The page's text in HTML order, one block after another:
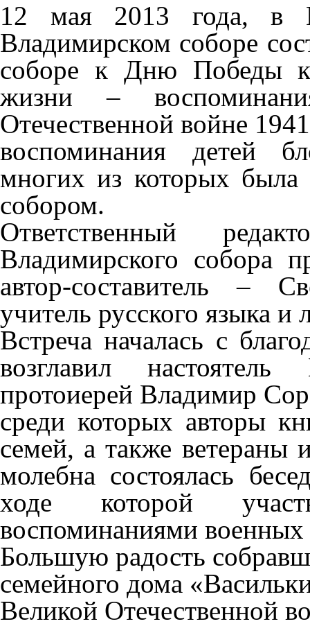
12 мая 2013 года, в
Владимирском соборе
соборе к Дню Победы
жизни –
Отечественной войне
воспоминания детей
многих из которых была
собором.
Ответственный
Владимирского собора
автор-составитель –
учитель русского языка и
Встреча началась с
возглавил настоятель
протоиерей Владимир
среди которых авторы
семей, а также ветераны
молебна состоялась
ходе которой
воспоминаниями военных
Большую радость
семейного дома
Великой Отечественной